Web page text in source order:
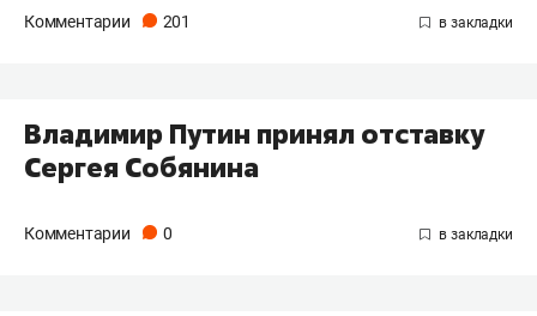
Комментарии 201
Владимир Путин принял отставку
Сергея Собянина
Комментарии 0